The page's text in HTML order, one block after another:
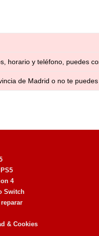
horario y teléfono, puedes
de Madrid o no te
4
Switch
& Cookies